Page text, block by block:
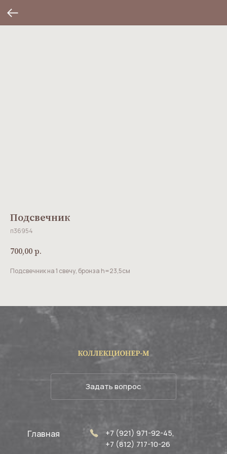
Подсвечник
п36954
700,00р.
Подсвечник на 1 свечу, бронза h=23,5см
+7 (921) 971-92-45,
+7 (812) 717-10-26
Задать вопрос
Главная